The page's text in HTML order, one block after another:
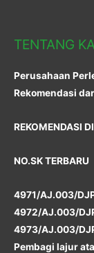
TENTANG
Perusahaan
Rekomendasi
REKOMENDASI
NO.SK TERBARU
4971/AJ.003/
4972/AJ.003/
4973/AJ.003/
Pembagi lajur